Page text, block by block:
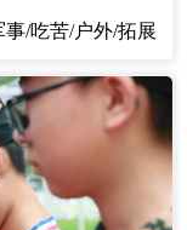
事/吃苦/户外/拓展